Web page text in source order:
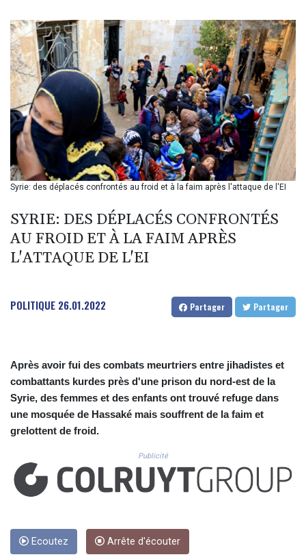
BMD 1.156136
BND 1.477082
BOB 13.69983
BRL 5.876989
BSD 1.152686
BTN 109.688637
BWP 15.558807
BYN 3.432357
BYR 22660.258427
BZD 2.318271
CAD 1.61333
CDF 2615.761404
CLF 0.026829
CLP 1055.916879
CNH 7.796152
CRC 523.993489
CUC 1.156136
DJF 205.267449
DKK 7.477932
DOP 67.289164
DZD 152.967099
ETB 186.049588
FJD 2.553384
FKP 0.8566
GGP 0.8566
GHS 13.526832
Syrie: des déplacés confrontés au froid et à la faim après l'attaque de l'EI
SYRIE: DES DÉPLACÉS CONFRONTÉS
AU FROID ET À LA FAIM APRÈS
L'ATTAQUE DE L'EI
POLITIQUE 26.01.2022 Partager Partager
Après avoir fui des combats meurtriers entre jihadistes et
combattants kurdes près d'une prison du nord-est de la
Syrie, des femmes et des enfants ont trouvé refuge dans
une mosquée de Hassaké mais souffrent de la faim et
grelottent de froid.
Publicité
Ecoutez Arrête d'écouter